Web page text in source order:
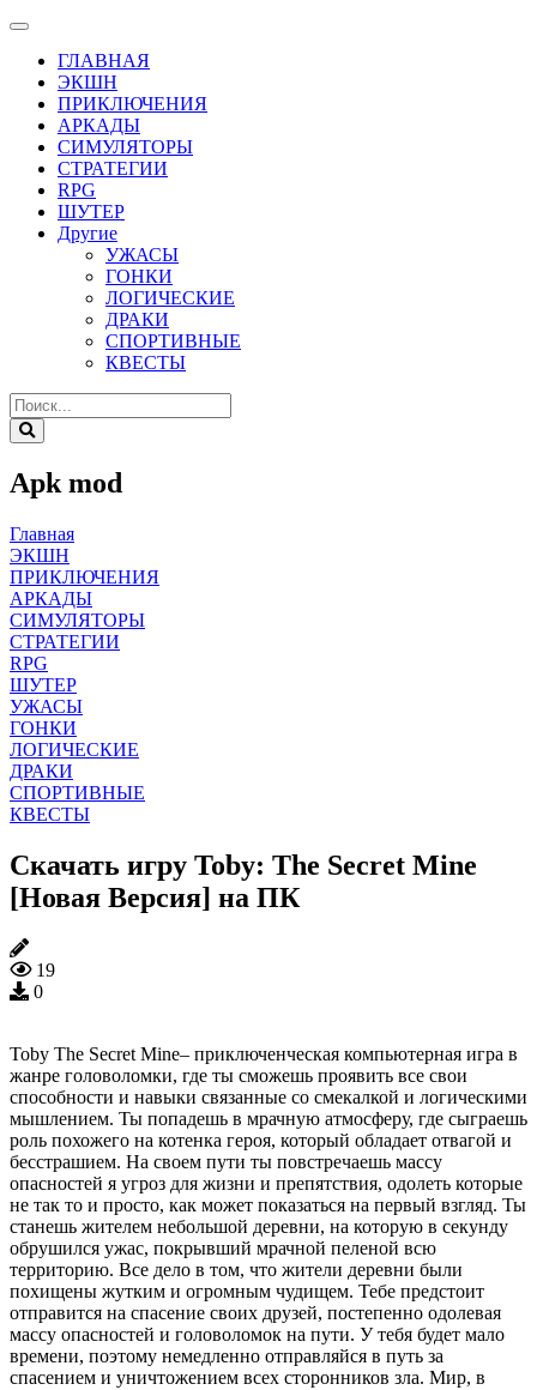
ГЛАВНАЯ
ЭКШН
ПРИКЛЮЧЕНИЯ
АРКАДЫ
СИМУЛЯТОРЫ
СТРАТЕГИИ
RPG
ШУТЕР
Другие
УЖАСЫ
ГОНКИ
ЛОГИЧЕСКИЕ
ДРАКИ
СПОРТИВНЫЕ
КВЕСТЫ
Apk mod
Главная
ЭКШН
ПРИКЛЮЧЕНИЯ
АРКАДЫ
СИМУЛЯТОРЫ
СТРАТЕГИИ
RPG
ШУТЕР
УЖАСЫ
ГОНКИ
ЛОГИЧЕСКИЕ
ДРАКИ
СПОРТИВНЫЕ
КВЕСТЫ
Скачать игру Toby: The Secret Mine
[Новая Версия] на ПК
19
0
Toby The Secret Mine– приключенческая компьютерная игра в
жанре головоломки, где ты сможешь проявить все свои
способности и навыки связанные со смекалкой и логическими
мышлением. Ты попадешь в мрачную атмосферу, где сыграешь
роль похожего на котенка героя, который обладает отвагой и
бесстрашием. На своем пути ты повстречаешь массу
опасностей я угроз для жизни и препятствия, одолеть которые
не так то и просто, как может показаться на первый взгляд. Ты
станешь жителем небольшой деревни, на которую в секунду
обрушился ужас, покрывший мрачной пеленой всю
территорию. Все дело в том, что жители деревни были
похищены жутким и огромным чудищем. Тебе предстоит
отправится на спасение своих друзей, постепенно одолевая
массу опасностей и головоломок на пути. У тебя будет мало
времени, поэтому немедленно отправляйся в путь за
спасением и уничтожением всех сторонников зла. Мир, в